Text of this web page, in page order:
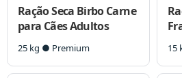
Ração Seca Birbo Carne
para Cães Adultos
25 kg ● Premium 15